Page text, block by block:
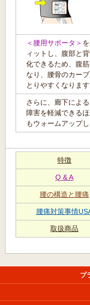
＜腰用サポータ＞
ィットし、腹部と
化できるため、腹
なり、腰骨のカー
とりやすくなります
さらに、廊下によ
障害を軽減できる
もウォームアップ
特徴
Q & A
腰の構造と腰痛
腰痛対策事情
取扱商品
プ